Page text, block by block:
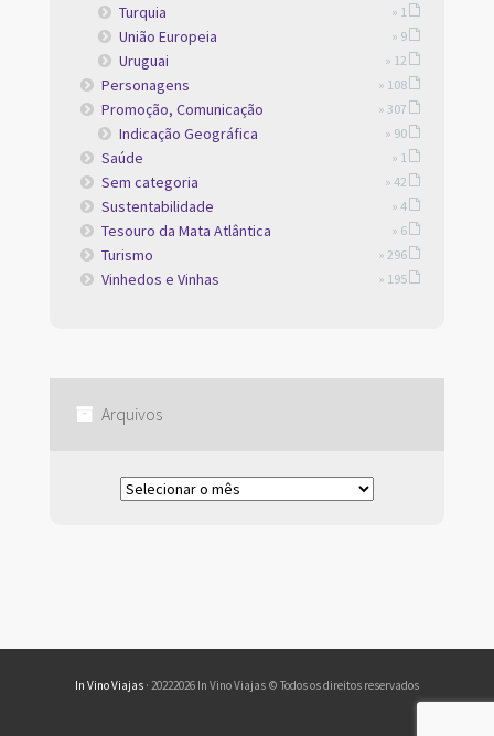
Turquia » 1
União Europeia » 9
Uruguai » 12
Personagens » 108
Promoção, Comunicação » 307
Indicação Geográfica » 90
Saúde » 1
Sem categoria » 42
Sustentabilidade » 4
Tesouro da Mata Atlântica » 6
Turismo » 296
Vinhedos e Vinhas » 195
Arquivos
In Vino Viajas · 20222026 In Vino Viajas © Todos os direitos reservados